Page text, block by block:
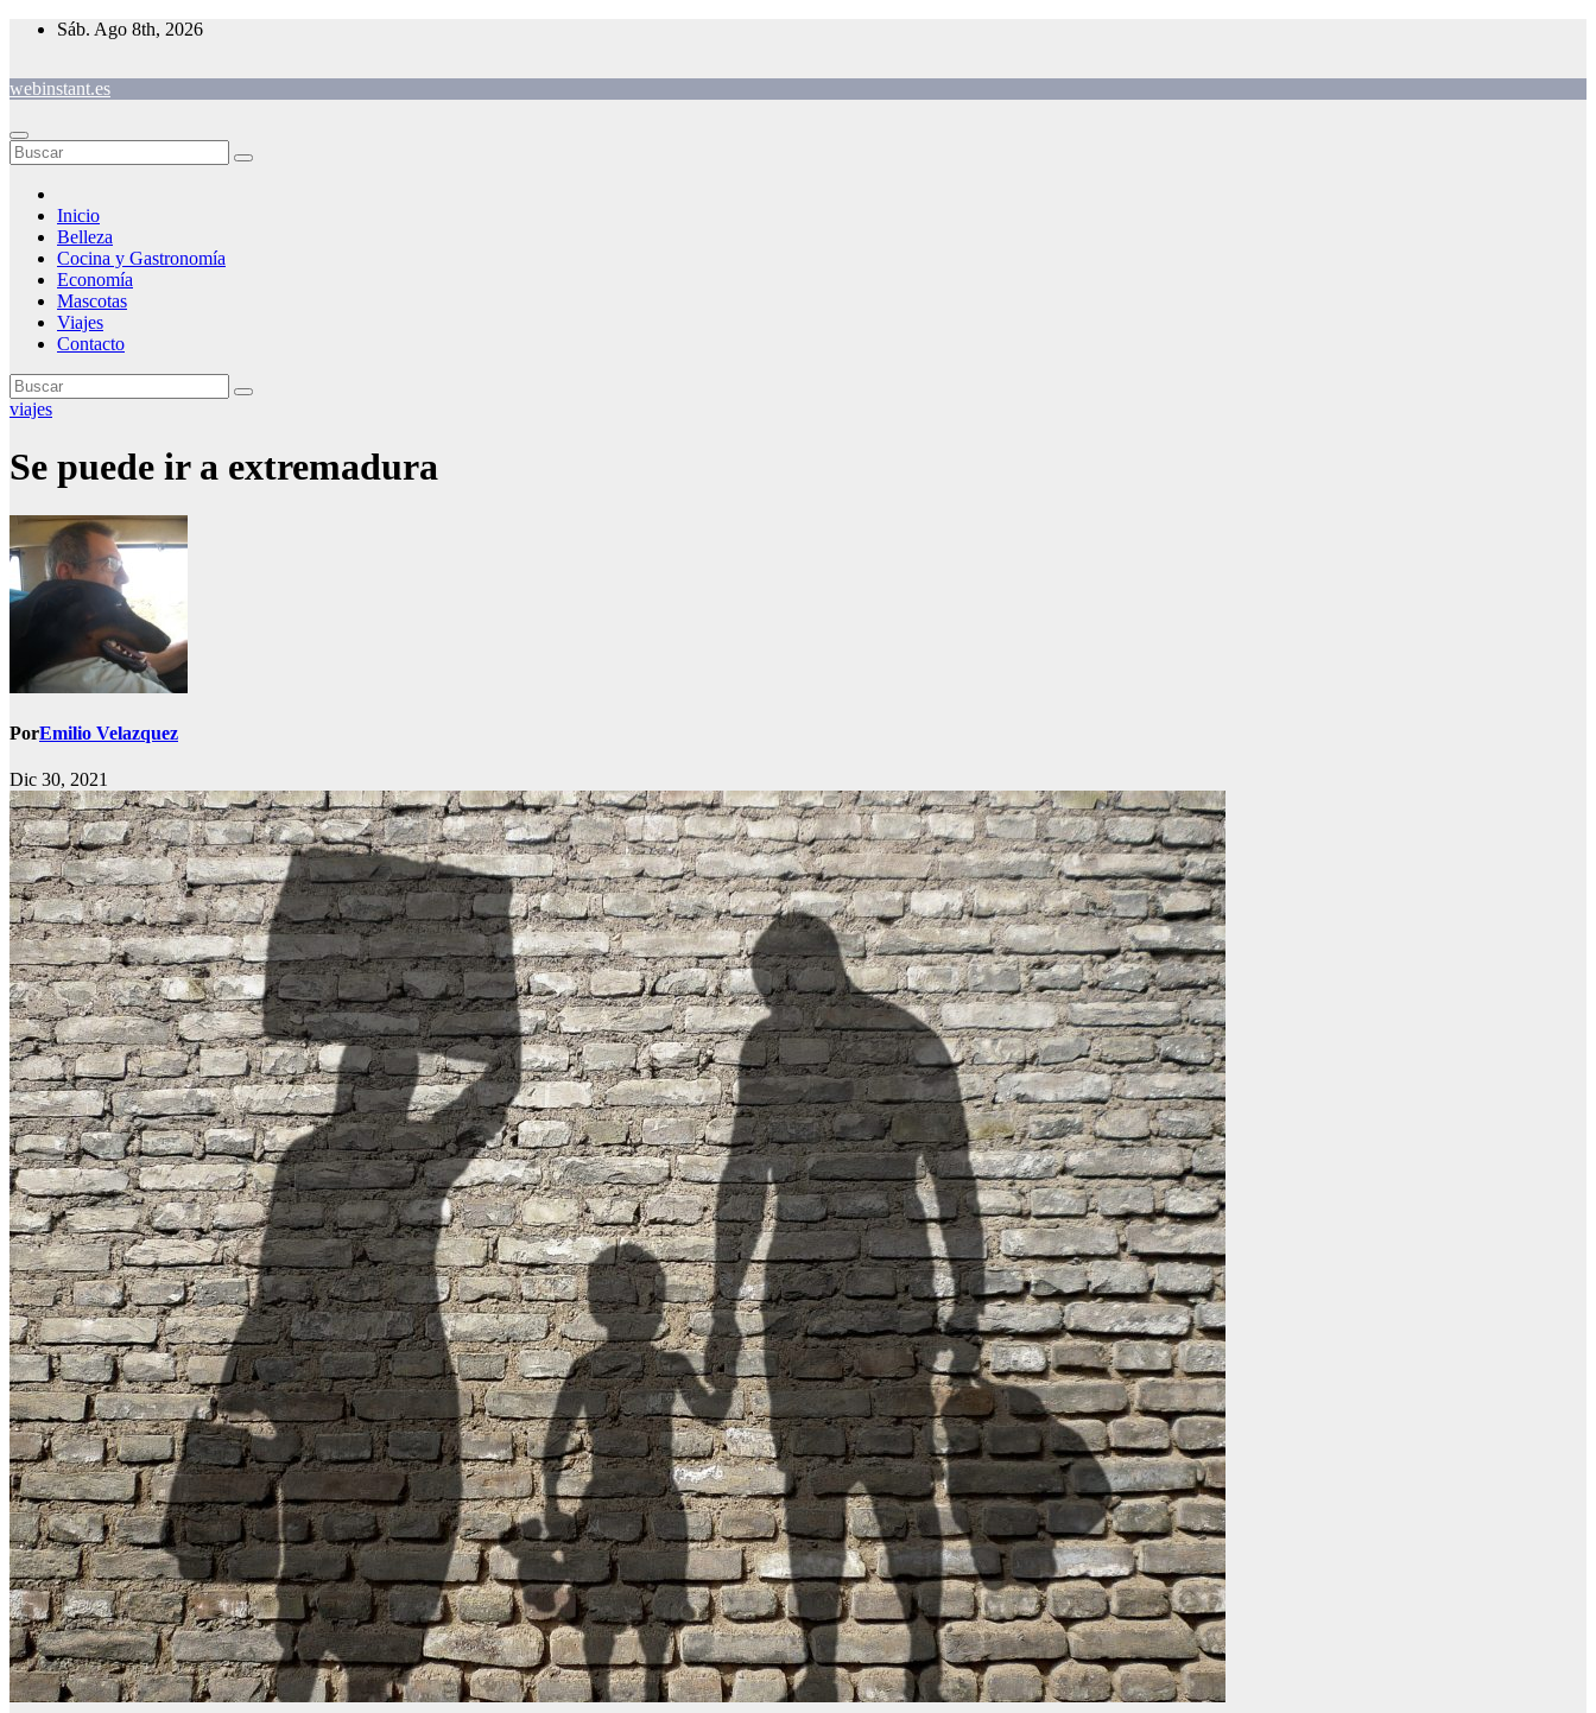
Saltar
Sáb. Ago 8th, 2026
webinstant.es
Inicio
Belleza
Cocina y Gastronomía
Economía
Mascotas
Viajes
Contacto
viajes
Se puede ir a extremadura
PorEmilio Velazquez
Dic 30, 2021